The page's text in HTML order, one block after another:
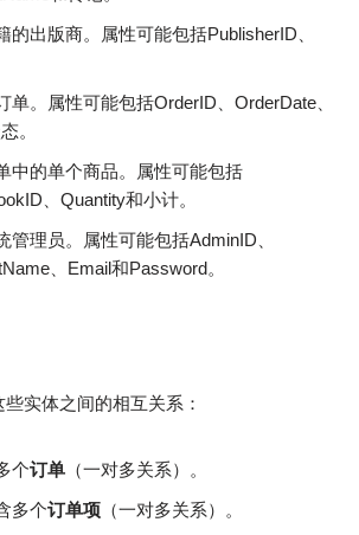
的出版商。属性可能包括PublisherID、
单。属性可能包括OrderID、OrderDate、
。
中的单个商品。属性可能包括
、Quantity和小计。
管理员。属性可能包括AdminID、
、Email和Password。
实体之间的相互关系：
个订单 （一对多关系）。
多个订单项 （一对多关系）。